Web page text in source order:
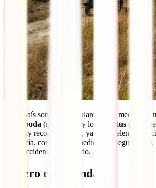
En el país son muy populares otros medios de
boda-boda (mototaxis) y los matatus
son muy recomendables, ya que suelen
temeraria, con escasas medidas de seguridad y,
tener accidentes a menudo.
Dinero en Uganda